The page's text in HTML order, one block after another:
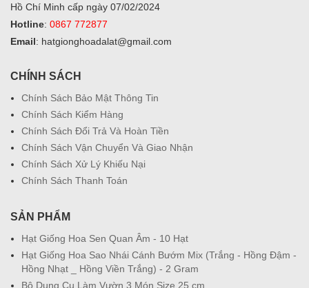
Hồ Chí Minh cấp ngày 07/02/2024
Hotline: 0867 772877
Email: hatgionghoadalat@gmail.com
CHÍNH SÁCH
Chính Sách Bảo Mật Thông Tin
Chính Sách Kiểm Hàng
Chính Sách Đổi Trả Và Hoàn Tiền
Chính Sách Vận Chuyển Và Giao Nhận
Chính Sách Xử Lý Khiếu Nại
Chính Sách Thanh Toán
SẢN PHẨM
Hạt Giống Hoa Sen Quan Âm - 10 Hạt
Hạt Giống Hoa Sao Nhái Cánh Bướm Mix (Trắng - Hồng Đậm -
Hồng Nhạt _ Hồng Viền Trắng) - 2 Gram
Bộ Dụng Cụ Làm Vườn 3 Món Size 25 cm